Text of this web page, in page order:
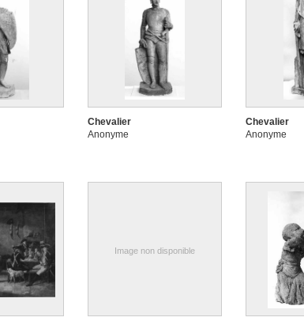
Chevalier
Anonyme
Chevalier
Anonyme
Image non disponible